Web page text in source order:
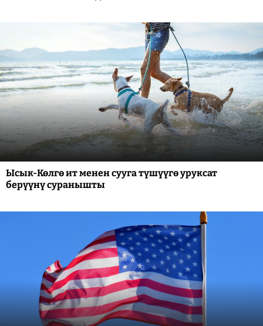
Ысык-Көлгө ит менен сууга түшүүгө уруксат
берүүнү суранышты